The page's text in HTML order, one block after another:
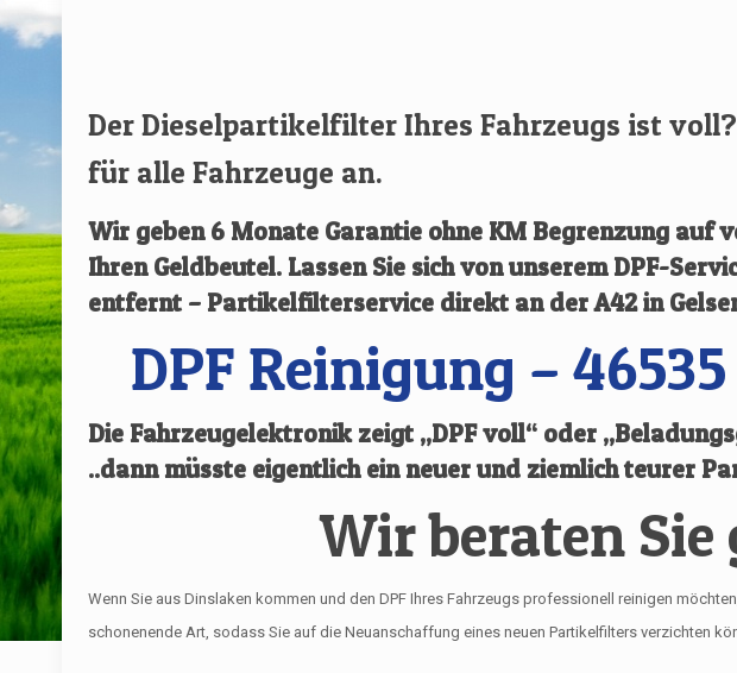
Der Dieselpartikelfilter Ihres Fahrzeugs ist
für alle Fahrzeuge an.
Wir geben 6 Monate Garantie ohne KM Begrenzung auf
Ihren Geldbeutel. Lassen Sie sich von unserem DPF-
entfernt – Partikelfilterservice direkt an der A42 in
DPF Reinigung –
Die Fahrzeugelektronik zeigt „DPF voll“ oder
..dann müsste eigentlich ein neuer und ziemlich teurer
Wir beraten Sie
Wenn Sie aus Dinslaken kommen und den DPF Ihres Fahrzeugs professionell reinigen
schonenende Art, sodass Sie auf die Neuanschaffung eines neuen Partikelfilters verzichten